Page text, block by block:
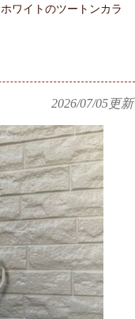
ワイトのツートンカラ
2026/07/05更新